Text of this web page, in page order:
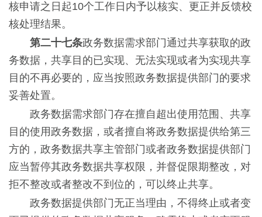
核申请之日起10个工作日内予以核实、更正并反馈校
核处理结果。
第二十七条政务数据需求部门通过共享获取的政
务数据，共享目的已实现、无法实现或者为实现共享
目的不再必要的，应当按照政务数据提供部门的要求
妥善处置。
政务数据需求部门存在擅自超出使用范围、共享
目的使用政务数据，或者擅自将政务数据提供给第三
方的，政务数据共享主管部门或者政务数据提供部门
应当暂停其政务数据共享权限，并督促限期整改，对
拒不整改或者整改不到位的，可以终止共享。
政务数据提供部门无正当理由，不得终止或者变